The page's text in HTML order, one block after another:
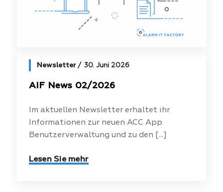
Newsletter 30. Juni 2026
AIF News 02/2026
Im aktuellen Newsletter erhaltet ihr
Informationen zur neuen ACC App
Benutzerverwaltung und zu den [...]
Lesen Sie mehr